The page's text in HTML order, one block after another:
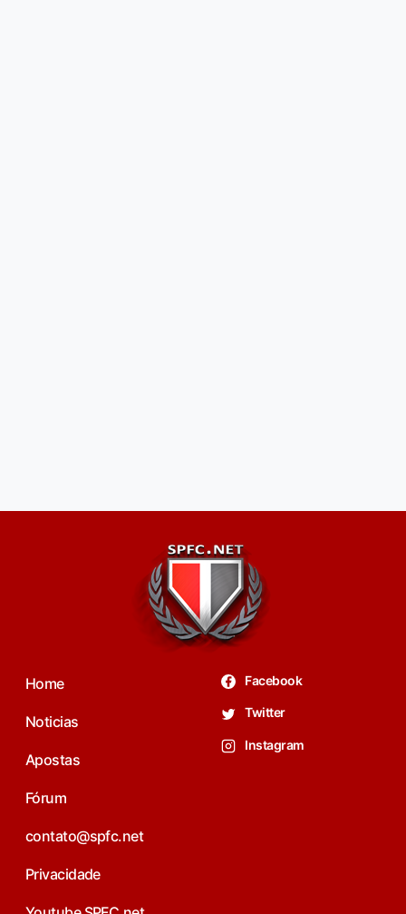
Home
Noticias
Apostas
Fórum
contato@spfc.net
Privacidade
Facebook
Twitter
Instagram